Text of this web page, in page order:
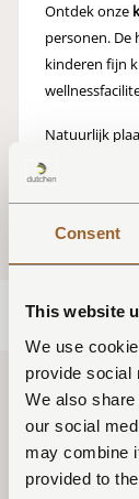
Consent
This website
We use
provide social
We also
our social
may combine
provided to
Ontdek onze
personen. De
kinderen fijn
Natuurlijk
kinderbedje,
Met de
De
waar de
buitenleven.
ravotten in de